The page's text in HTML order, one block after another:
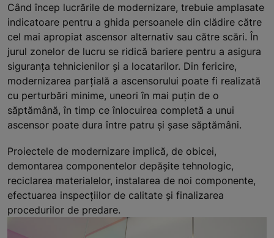
Când încep lucrările de modernizare, trebuie amplasate
indicatoare pentru a ghida persoanele din clădire către
cel mai apropiat ascensor alternativ sau către scări. În
jurul zonelor de lucru se ridică bariere pentru a asigura
siguranța tehnicienilor și a locatarilor. Din fericire,
modernizarea parțială a ascensorului poate fi realizată
cu perturbări minime, uneori în mai puțin de o
săptămână, în timp ce înlocuirea completă a unui
ascensor poate dura între patru și șase săptămâni.
Proiectele de modernizare implică, de obicei,
demontarea componentelor depășite tehnologic,
reciclarea materialelor, instalarea de noi componente,
efectuarea inspecțiilor de calitate și finalizarea
procedurilor de predare.